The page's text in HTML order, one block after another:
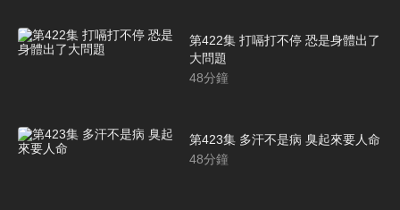
第422集 打嗝打不停 恐是身體出了
大問題
48分鐘
第423集 多汗不是病 臭起來要人命
48分鐘